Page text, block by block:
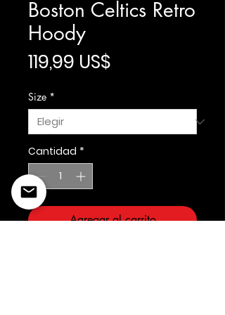
Boston Celtics Retro
Hoody
119,99 US$
Size *
Cantidad *
Agregar al carrito